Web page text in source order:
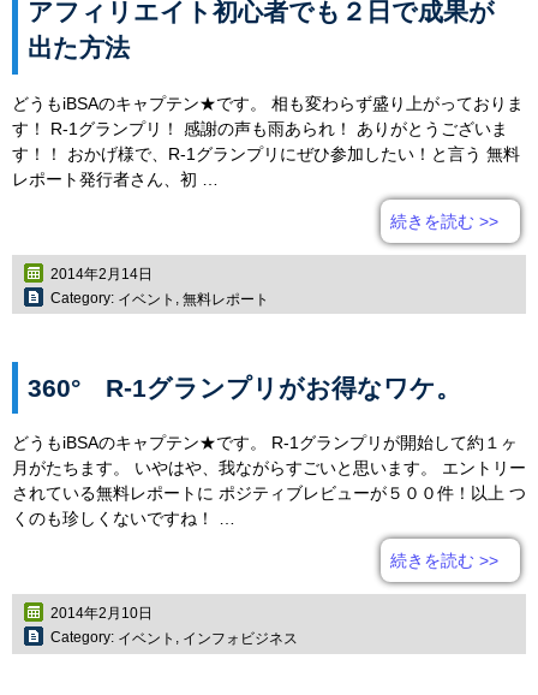
アフィリエイト初心者でも２日で成果が
出た方法
どうもiBSAのキャプテン★です。 相も変わらず盛り上がっておりま
す！ R-1グランプリ！ 感謝の声も雨あられ！ ありがとうございま
す！！ おかげ様で、R-1グランプリにぜひ参加したい！と言う 無料
レポート発行者さん、初 …
続きを読む >>
2014年2月14日
Category: イベント 無料レポート
360° R-1グランプリがお得なワケ。
どうもiBSAのキャプテン★です。 R-1グランプリが開始して約１ヶ
月がたちます。 いやはや、我ながらすごいと思います。 エントリー
されている無料レポートに ポジティブレビューが５００件！以上 つ
くのも珍しくないですね！ …
続きを読む >>
2014年2月10日
Category: イベント インフォビジネス